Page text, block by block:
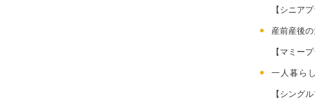
【シニア
産前産
【マミー
一人暮
【シング